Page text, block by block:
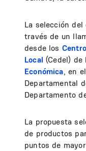
La selección
través de un
desde los
Local (Cedel) de
Económica, en
Departamental
Departamento
La propuesta
de productos
puntos de